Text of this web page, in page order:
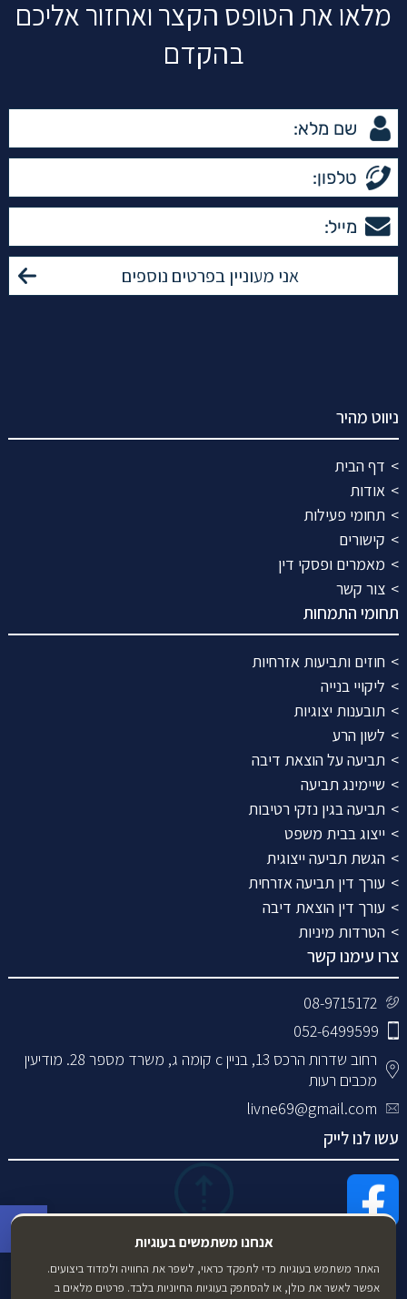
פתח
אנחנו משתמשים בעוגיות
האתר משתמש בעוגיות כדי לתפקד כראוי, לשפר את החוויה ולמדוד ביצועים.
אפשר לאשר את כולן, או להסתפק בעוגיות החיוניות בלבד. פרטים מלאים ב
מלאו את הטופס הקצר ואחזור אליכם
בהקדם
ניווט מהיר
דף הבית
אודות
תחומי פעילות
קישורים
מאמרים ופסקי דין
צור קשר
תחומי התמחות
חוזים ותביעות אזרחיות
ליקויי בנייה
תובענות יצוגיות
לשון הרע
תביעה על הוצאת דיבה
שיימינג תביעה
תביעה בגין נזקי רטיבות
ייצוג בבית משפט
הגשת תביעה ייצוגית
עורך דין תביעה אזרחית
עורך דין הוצאת דיבה
הטרדות מיניות
צרו עימנו קשר
08-9715172
052-6499599
רחוב שדרות הרכס 13, בניין c קומה ג, משרד מספר 28. מודיעין
מכבים רעות
livne69@gmail.com
עשו לנו לייק